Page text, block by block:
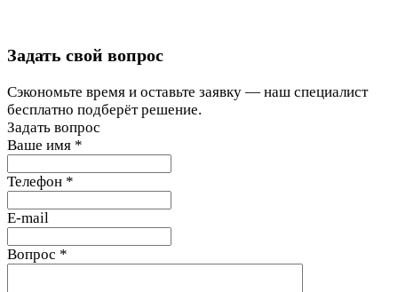
Задать свой вопрос
Сэкономьте время и оставьте заявку — наш специалист
бесплатно подберёт решение.
Задать вопрос
Ваше имя *
Телефон *
E-mail
Вопрос *